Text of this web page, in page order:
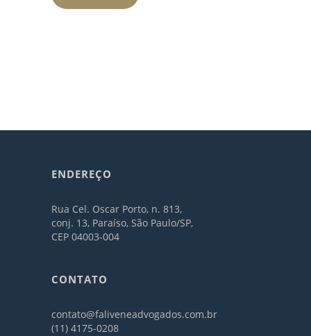
ENDEREÇO
Rua Cel. Oscar Porto, n. 813,
conj. 13, Paraíso, São Paulo/SP,
CEP 04003-004
CONTATO
contato@faliveneadvogados.com.br
(11) 4175-0208